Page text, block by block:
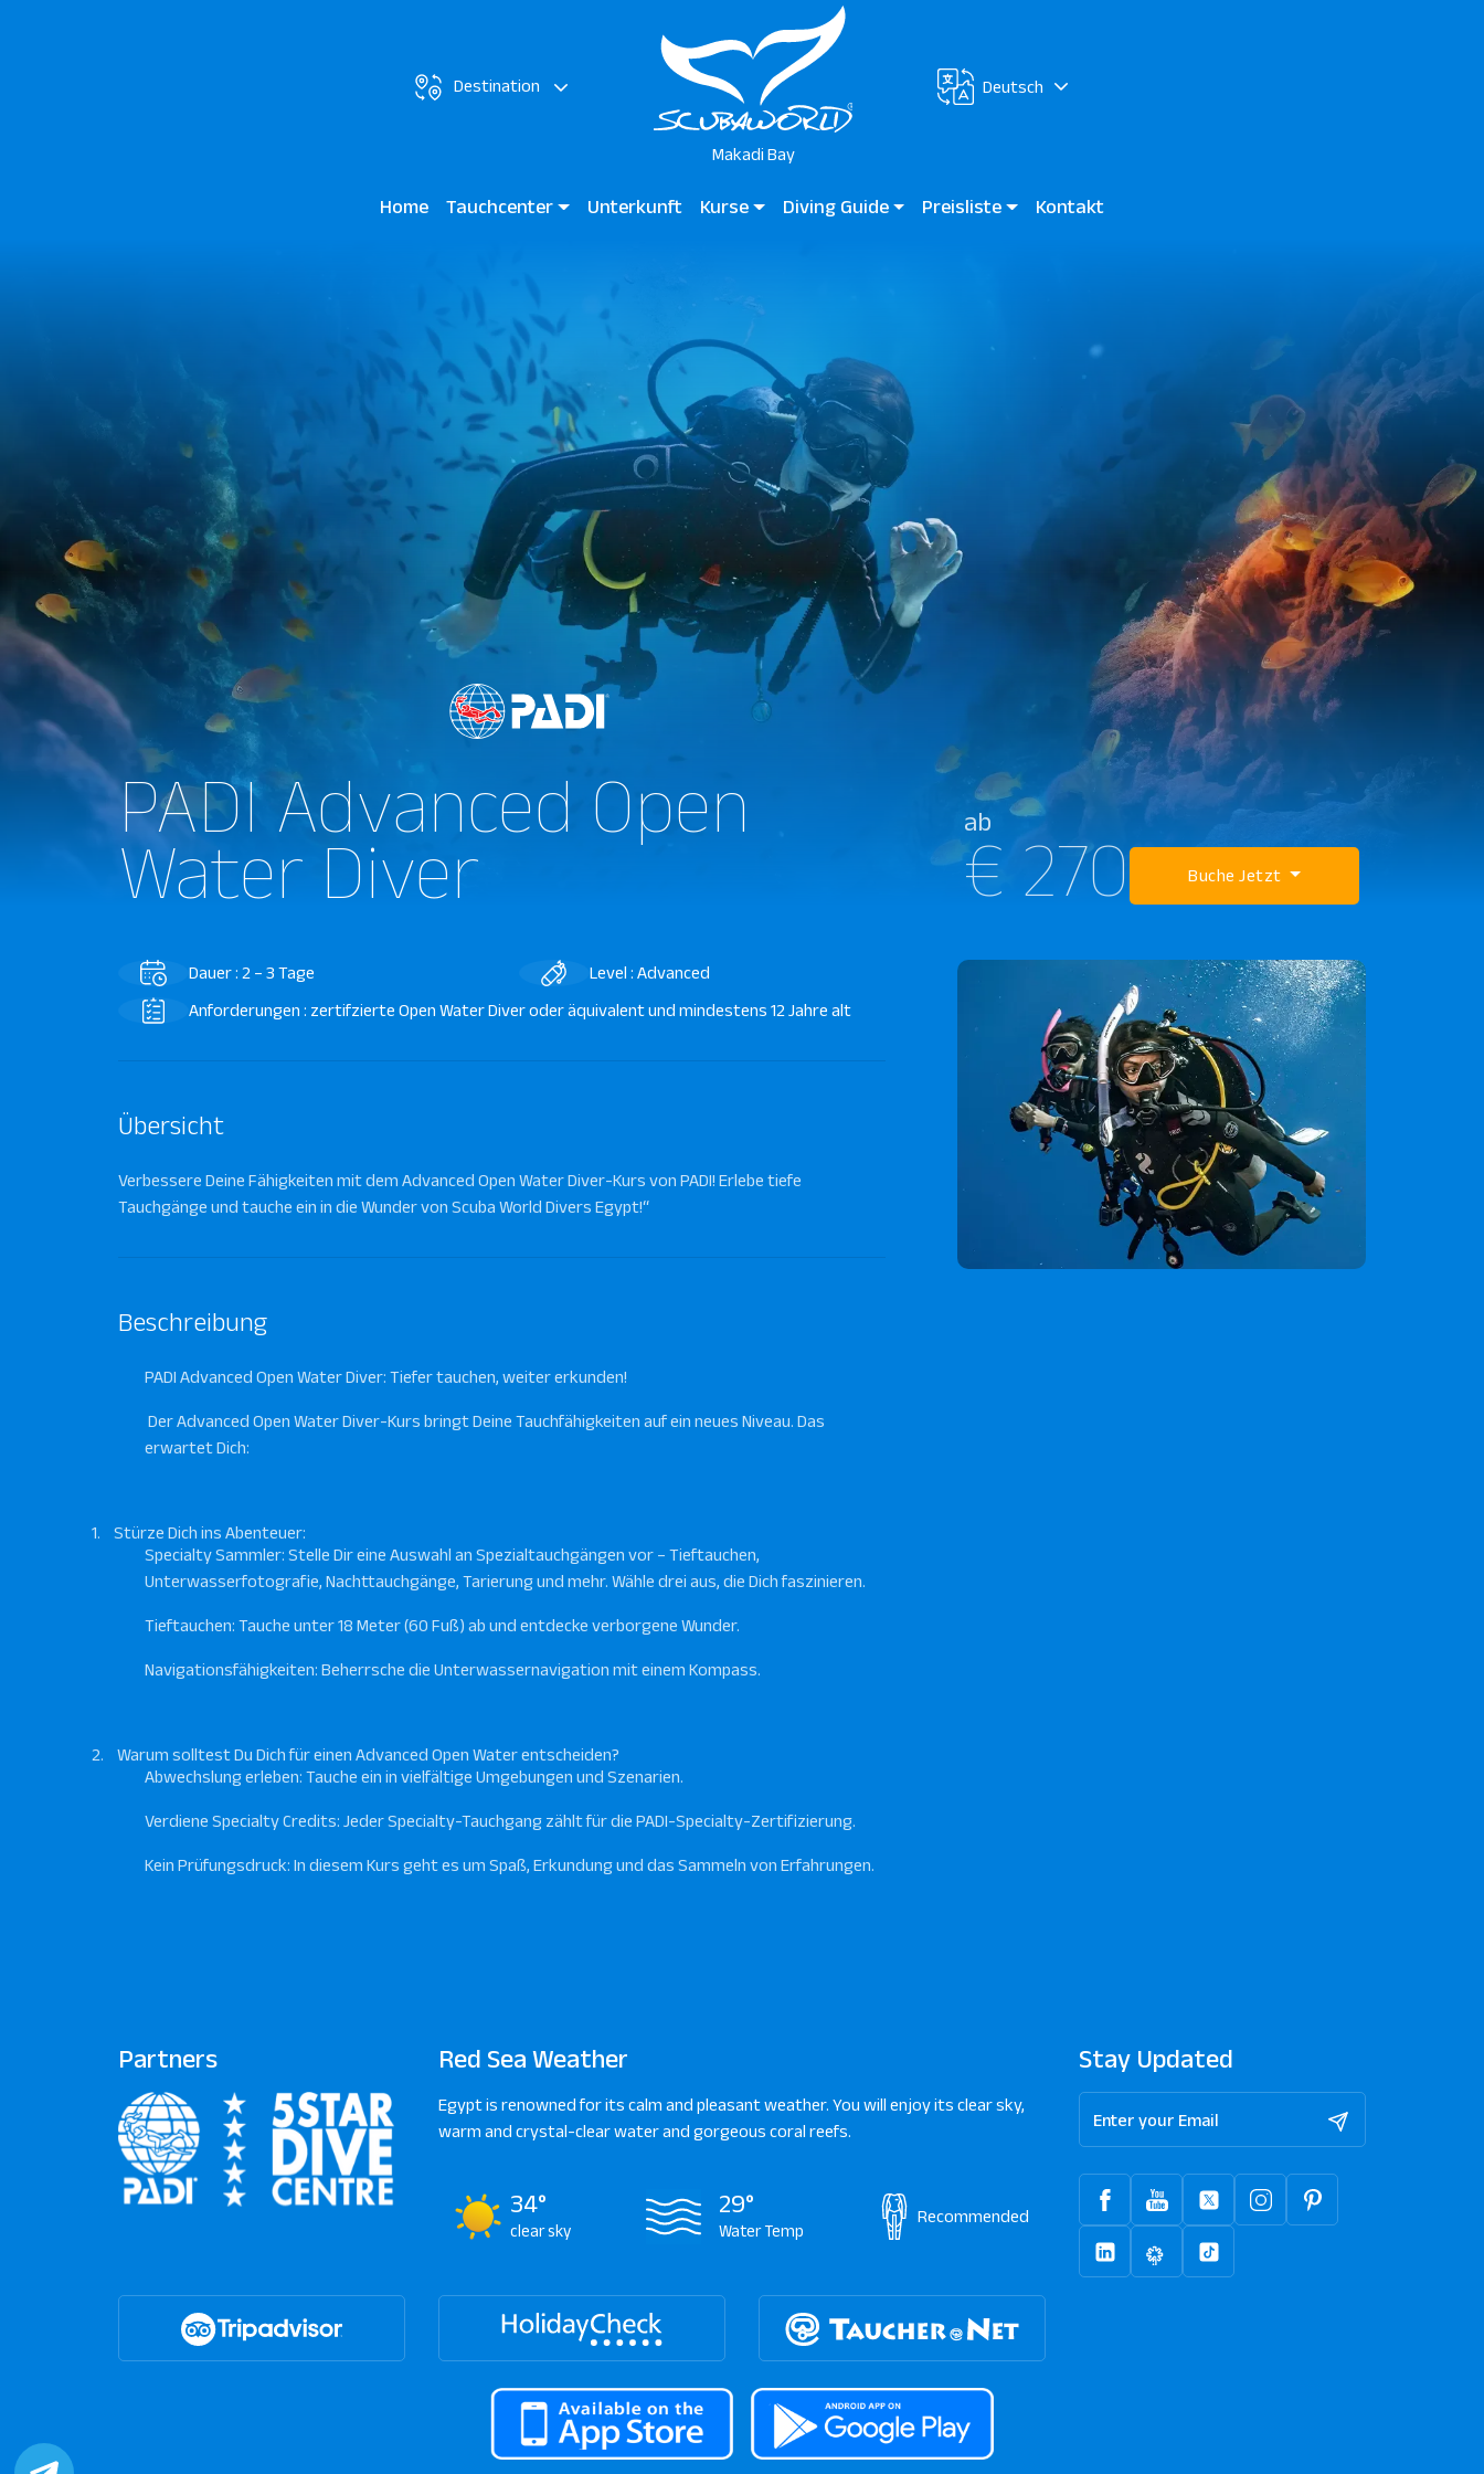
Destination
Makadi Bay
Deutsch
Home Tauchcenter Unterkunft Kurse
Zertifizierte Taucher
Professionelle Taucher
Diving Guide Preisliste Kontakt
PADI Advanced Open
Water Diver
ab
€ 270 Buche Jetzt
Dauer : 2 – 3 Tage
Level : Advanced
Anforderungen : zertifzierte Open Water Diver oder äquivalent und mindestens 12 Jahre alt
Übersicht
Verbessere Deine Fähigkeiten mit dem Advanced Open Water Diver-Kurs von PADI! Erlebe tiefe
Tauchgänge und tauche ein in die Wunder von Scuba World Divers Egypt!“
Beschreibung
PADI Advanced Open Water Diver: Tiefer tauchen, weiter erkunden!
Der Advanced Open Water Diver-Kurs bringt Deine Tauchfähigkeiten auf ein neues Niveau. Das
erwartet Dich:
1.
Stürze Dich ins Abenteuer:
Specialty Sammler: Stelle Dir eine Auswahl an Spezialtauchgängen vor – Tieftauchen,
Unterwasserfotografie, Nachttauchgänge, Tarierung und mehr. Wähle drei aus, die Dich faszinieren.
Tieftauchen: Tauche unter 18 Meter (60 Fuß) ab und entdecke verborgene Wunder.
Navigationsfähigkeiten: Beherrsche die Unterwassernavigation mit einem Kompass.
2.
Warum solltest Du Dich für einen Advanced Open Water entscheiden?
Abwechslung erleben: Tauche ein in vielfältige Umgebungen und Szenarien.
Verdiene Specialty Credits: Jeder Specialty-Tauchgang zählt für die PADI-Specialty-Zertifizierung.
Kein Prüfungsdruck: In diesem Kurs geht es um Spaß, Erkundung und das Sammeln von Erfahrungen.
Partners Red Sea Weather
Egypt is renowned for its calm and pleasant weather. You will enjoy its clear sky,
warm and crystal-clear water and gorgeous coral reefs.
34°
clear sky
29°
Water Temp
Recommended
Stay Updated